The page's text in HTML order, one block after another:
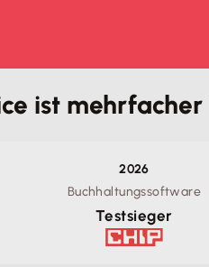
ist mehrfacher
2026
Buchhaltungssoftware
Testsieger